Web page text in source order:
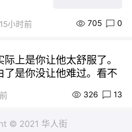
15小时前 705 0
上是你让他太舒服了。
了是你没让他难过。看不
326 13
© 2021 华人街